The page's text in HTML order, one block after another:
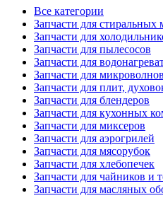
Все категории
Запчасти для стиральных
Запчасти для
Запчасти для пылесосов
Запчасти для
Запчасти для
Запчасти для плит,
Запчасти для блендеров
Запчасти для кухонных
Запчасти для миксеров
Запчасти для аэрогрилей
Запчасти для мясорубок
Запчасти для хлебопечек
Запчасти для чайников и
Запчасти для масляных